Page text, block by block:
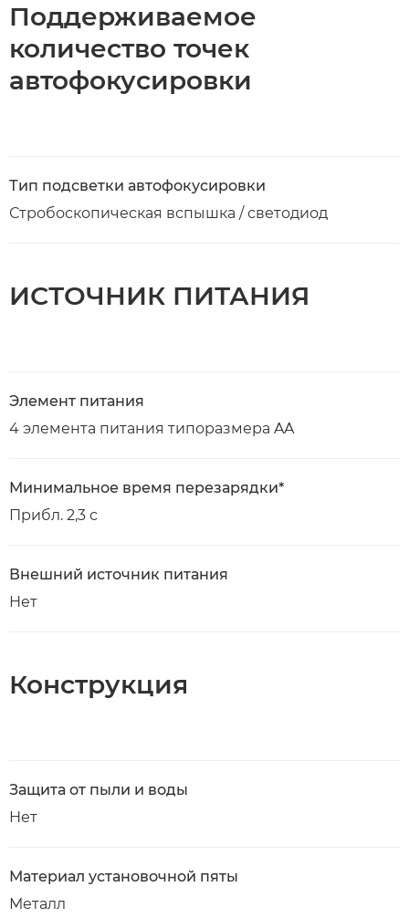
Поддерживаемое
количество точек
автофокусировки
Тип подсветки автофокусировки
Стробоскопическая вспышка / светодиод
ИСТОЧНИК ПИТАНИЯ
Элемент питания
4 элемента питания типоразмера AA
Минимальное время перезарядки*
Прибл. 2,3 с
Внешний источник питания
Нет
Конструкция
Защита от пыли и воды
Нет
Материал установочной пяты
Металл